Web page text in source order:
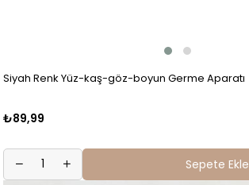
Siyah Renk Yüz-kaş-göz-boyun Germe Aparatı
₺89,99
Sepete Ekle